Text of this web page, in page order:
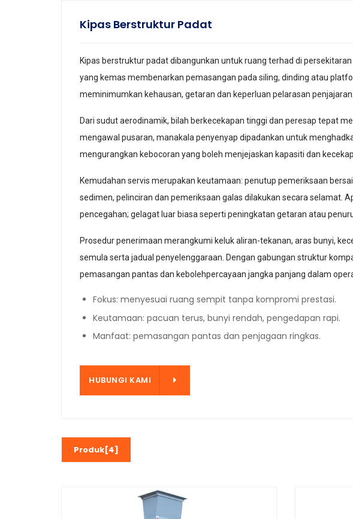
Kipas Berstruktur Padat
Kipas berstruktur padat dibangunkan untuk ruang terhad di
yang kemas membenarkan pemasangan pada siling, dinding atau
meminimumkan kehausan, getaran dan keperluan pelarasan penjajaran.
Dari sudut aerodinamik, bilah berkecekapan tinggi dan peresap tepat
mengawal pusaran, manakala penyenyap dipadankan untuk
mengurangkan kebocoran yang boleh menjejaskan kapasiti dan
Kemudahan servis merupakan keutamaan: penutup pemeriksaan
sedimen, pelinciran dan pemeriksaan galas dilakukan secara selamat.
pencegahan; gelagat luar biasa seperti peningkatan getaran atau
Prosedur penerimaan merangkumi keluk aliran-tekanan, aras bunyi,
semula serta jadual penyelenggaraan. Dengan gabungan struktur
pemasangan pantas dan kebolehpercayaan jangka panjang dalam
Fokus: menyesuai ruang sempit tanpa kompromi prestasi.
Keutamaan: pacuan terus, bunyi rendah, pengedapan rapi.
Manfaat: pemasangan pantas dan penjagaan ringkas.
HUBUNGI KAMI
Produk[4]